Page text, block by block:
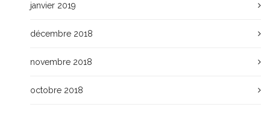
janvier 2019
décembre 2018
novembre 2018
octobre 2018